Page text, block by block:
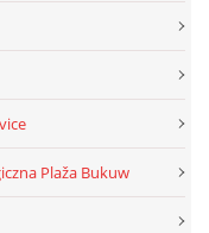
Plaža Bukuw